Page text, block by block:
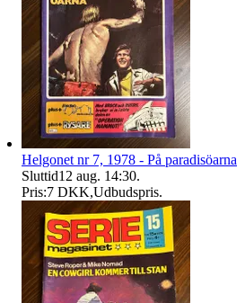
Helgonet nr 7, 1978 - På paradisöarna
Sluttid12 aug. 14:30.
Pris:7 DKK,Udbudspris.